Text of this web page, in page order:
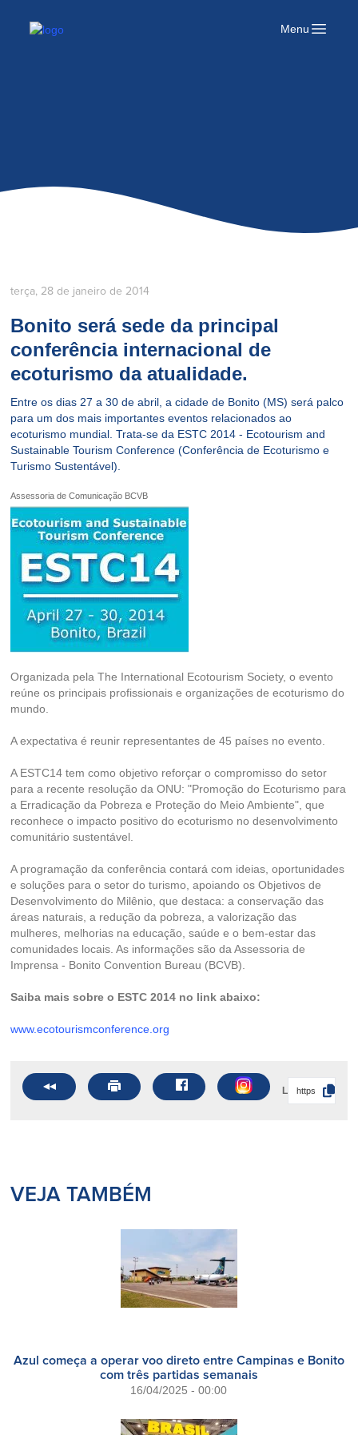
Logo Portal bonito
Open
Menu
terça, 28 de janeiro de 2014
Bonito será sede da principal
conferência internacional de
ecoturismo da atualidade.
Entre os dias 27 a 30 de abril, a cidade de Bonito (MS) será palco
para um dos mais importantes eventos relacionados ao
ecoturismo mundial. Trata-se da ESTC 2014 - Ecotourism and
Sustainable Tourism Conference (Conferência de Ecoturismo e
Turismo Sustentável).
Assessoria de Comunicação BCVB
Organizada pela The International Ecotourism Society, o evento
reúne os principais profissionais e organizações de ecoturismo do
mundo.
A expectativa é reunir representantes de 45 países no evento.
A ESTC14 tem como objetivo reforçar o compromisso do setor
para a recente resolução da ONU: "Promoção do Ecoturismo para
a Erradicação da Pobreza e Proteção do Meio Ambiente", que
reconhece o impacto positivo do ecoturismo no desenvolvimento
comunitário sustentável.
A programação da conferência contará com ideias, oportunidades
e soluções para o setor do turismo, apoiando os Objetivos de
Desenvolvimento do Milênio, que destaca: a conservação das
áreas naturais, a redução da pobreza, a valorização das
mulheres, melhorias na educação, saúde e o bem-estar das
comunidades locais. As informações são da Assessoria de
Imprensa - Bonito Convention Bureau (BCVB).
Saiba mais sobre o ESTC 2014 no link abaixo:
www.ecotourismconference.org
Link
VEJA TAMBÉM
Azul começa a operar voo direto entre Campinas e Bonito
com três partidas semanais
16/04/2025 - 00:00